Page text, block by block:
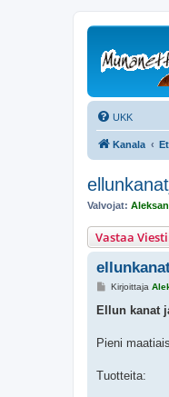
UKK
Kanala
Valvojat:
Vastaa
V
e
i
Kirjoittaja
Ellun kanat
Pieni
Tuotteita: